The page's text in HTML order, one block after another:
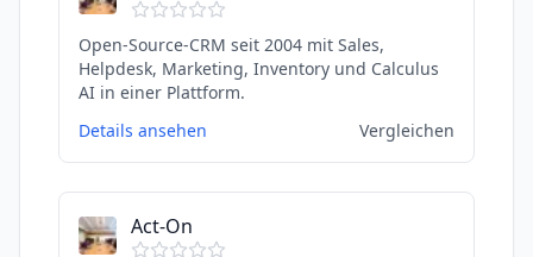
Open-Source-CRM seit 2004 mit Sales,
Helpdesk, Marketing, Inventory und Calculus
AI in einer Plattform.
Details ansehen
Vergleichen
Act-On